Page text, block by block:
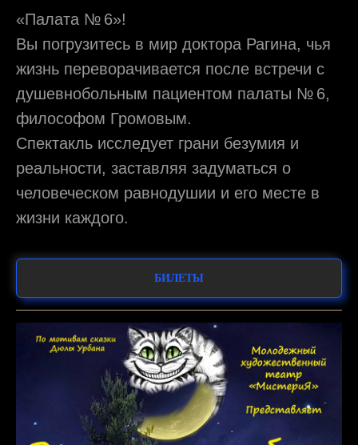
«Палата № 6»!
Вы погрузитесь в мир доктора Рагина, чья
жизнь переворачивается после встречи с
душевнобольным пациентом палаты № 6,
философом Громовым.
Спектакль исследует грани безумия и
реальности, заставляя задуматься о
человеческом равнодушии и его месте в
жизни каждого.
БИЛЕТЫ